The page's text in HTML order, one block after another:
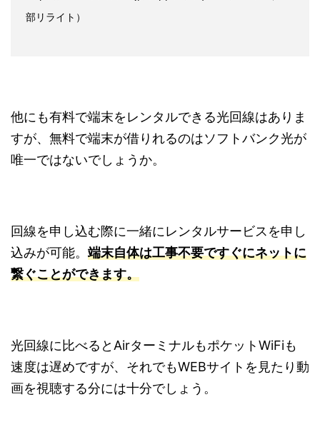
部リライト）
他にも有料で端末をレンタルできる光回線はありま
すが、無料で端末が借りれるのはソフトバンク光が
唯一ではないでしょうか。
回線を申し込む際に一緒にレンタルサービスを申し
込みが可能。 端末自体は工事不要ですぐにネットに
繋ぐことができます。
光回線に比べるとAirターミナルもポケットWiFiも
速度は遅めですが、それでもWEBサイトを見たり動
画を視聴する分には十分でしょう。